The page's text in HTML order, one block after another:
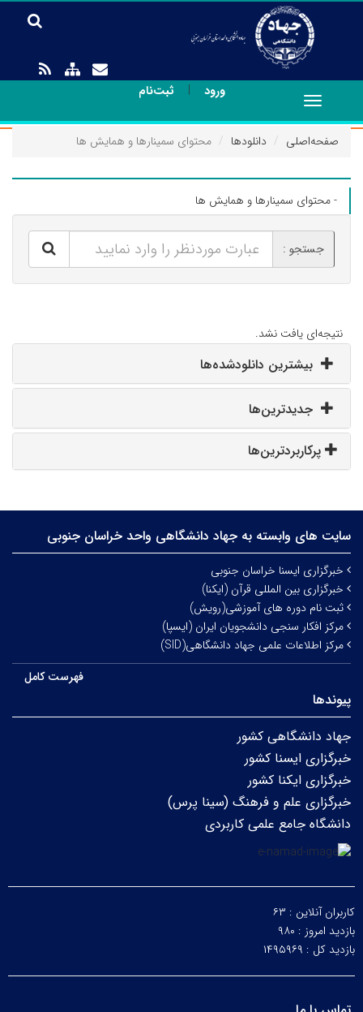
ورود | ثبت‌نام
Toggle
navigation
صفحه‌اصلی
دانلودها محتوای سمینارها و همایش ها
- محتوای سمینارها و همایش ها
جستجو :
نتیجه‌ای یافت نشد.
بیشترین دانلودشده‌ها
جدیدترین‌ها
پرکاربردترین‌ها
سایت های وابسته به جهاد دانشگاهی واحد خراسان جنوبی
خبرگزاری ایسنا خراسان جنوبی
خبرگزاری بین المللی قرآن (ایکنا)
ثبت نام دوره های آموزشی(رویش)
مرکز افکار سنجی دانشجویان ایران (ایسپا)
مرکز اطلاعات علمی جهاد دانشگاهی(SID)
فهرست کامل
پیوندها
جهاد دانشگاهی کشور
خبرگزاری ایسنا کشور
خبرگزاری ایکنا کشور
خبرگزاری علم و فرهنگ (سینا پرس)
دانشگاه جامع علمی کاربردی
کاربران آنلاین : ۶۳
بازدید امروز : ۹۸۰
بازدید کل : ۱۴۹۵۹۶۹